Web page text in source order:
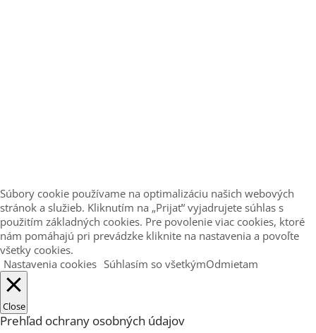
Súbory cookie používame na optimalizáciu našich webových
stránok a služieb. Kliknutím na „Prijať“ vyjadrujete súhlas s
použitím základných cookies. Pre povolenie viac cookies, ktoré
nám pomáhajú pri prevádzke kliknite na nastavenia a povoľte
všetky cookies.
Nastavenia cookies Súhlasím so všetkýmOdmietam
Close
Prehľad ochrany osobných údajov